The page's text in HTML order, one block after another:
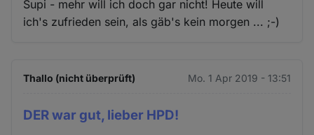
Supi - mehr will ich doch gar nicht! Heute will
ich's zufrieden sein, als gäb's kein morgen ... ;-)
Thallo (nicht überprüft) Mo. 1 Apr 2019 - 13:51
DER war gut, lieber HPD!